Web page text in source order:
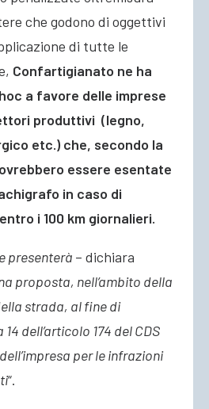
che godono di oggettivi
di tutte le
Confartigianato ne ha
a favore delle imprese
produttivi (legno,
etc.) che, secondo la
essere esentate
in caso di
i 100 km giornalieri.
presenterà – dichiara
proposta, nell’ambito della
strada, al fine di
dell’articolo 174 del CDS
per le infrazioni
“.